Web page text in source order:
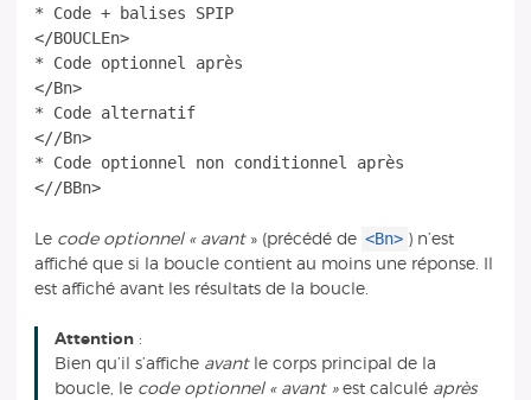
* Code + balises SPIP
</BOUCLEn>
* Code optionnel après
</Bn>
* Code alternatif
<//Bn>
* Code optionnel non conditionnel après
<//BBn>
Le code optionnel « avant» (précédé de <Bn> ) n’est
affiché que si la boucle contient au moins une réponse. Il
est affiché avant les résultats de la boucle.
Attention :
Bien qu’il s’affiche avantle corps principal de la
boucle, le code optionnel « avant »est calculé après